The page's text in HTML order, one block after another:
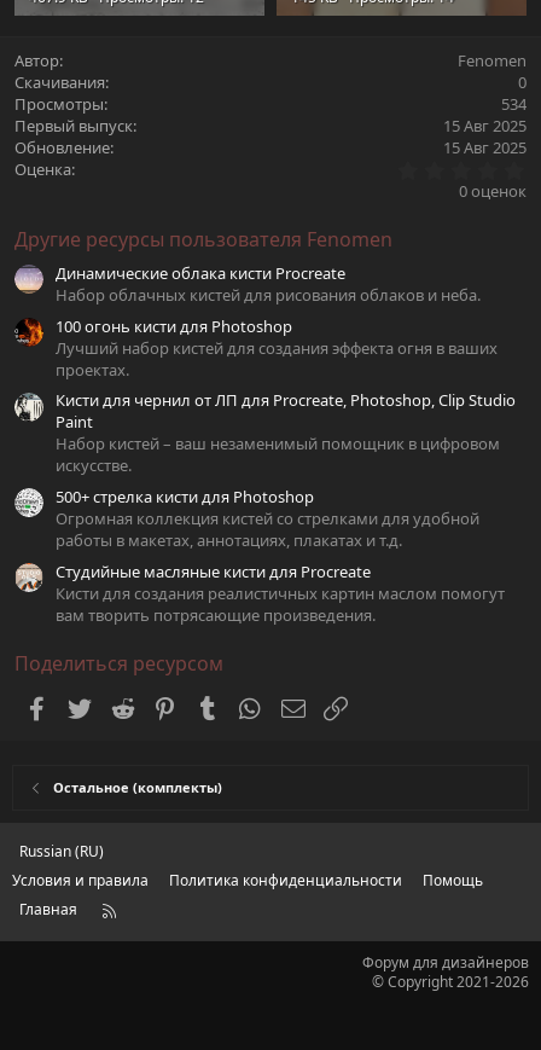
Автор
Fenomen
Скачивания
0
Просмотры
534
Первый выпуск
15 Авг 2025
Обновление
15 Авг 2025
Оценка
0
0 оценок
Другие ресурсы пользователя Fenomen
Динамические облака кисти Procreate
Набор облачных кистей для рисования облаков и неба.
100 огонь кисти для Photoshop
Лучший набор кистей для создания эффекта огня в ваших
проектах.
Кисти для чернил от ЛП для Procreate, Photoshop, Clip Studio
Paint
Набор кистей – ваш незаменимый помощник в цифровом
искусстве.
500+ стрелка кисти для Photoshop
Огромная коллекция кистей со стрелками для удобной
работы в макетах, аннотациях, плакатах и т.д.
Студийные масляные кисти для Procreate
Кисти для создания реалистичных картин маслом помогут
вам творить потрясающие произведения.
Поделиться ресурсом
Facebook
Twitter Reddit PinterestTumblrWhatsAppЭлектронная почта
Остальное (комплекты)
Russian (RU)
Условия и правила
Политика конфиденциальности
Помощь
Главная
R
Форум для дизайнеров
© Copyright 2021-2026